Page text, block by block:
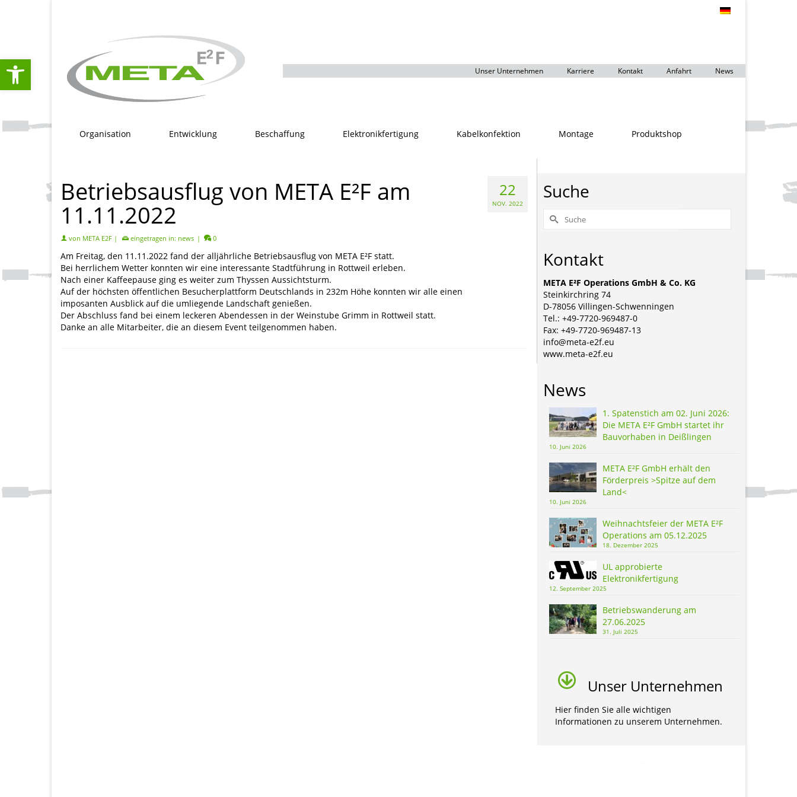
Werkzeugleiste öffnen Unser Unternehmen Karriere Kontakt Anfahrt News
Organisation Entwicklung Beschaffung Elektronikfertigung Kabelkonfektion Montage Produktshop
22
NOV. 2022
Betriebsausflug von META E²F am
11.11.2022
von META E2F | eingetragen in: news | 0
Am Freitag, den 11.11.2022 fand der alljährliche Betriebsausflug von META E²F statt.
Bei herrlichem Wetter konnten wir eine interessante Stadtführung in Rottweil erleben.
Nach einer Kaffeepause ging es weiter zum Thyssen Aussichtsturm.
Auf der höchsten öffentlichen Besucherplattform Deutschlands in 232m Höhe konnten wir alle einen
imposanten Ausblick auf die umliegende Landschaft genießen.
Der Abschluss fand bei einem leckeren Abendessen in der Weinstube Grimm in Rottweil statt.
Danke an alle Mitarbeiter, die an diesem Event teilgenommen haben.
Suche
Suche
nach:
Kontakt
META E²F Operations GmbH & Co. KG
Steinkirchring 74
D-78056 Villingen-Schwenningen
Tel.: +49-7720-969487-0
Fax: +49-7720-969487-13
info@meta-e2f.eu
www.meta-e2f.eu
News
1. Spatenstich am 02. Juni 2026:
Die META E²F GmbH startet ihr
Bauvorhaben in Deißlingen
10. Juni 2026
META E²F GmbH erhält den
Förderpreis >Spitze auf dem
Land<
10. Juni 2026
Weihnachtsfeier der META E²F
Operations am 05.12.2025
18. Dezember 2025
UL approbierte
Elektronikfertigung
12. September 2025
Betriebswanderung am
27.06.2025
31. Juli 2025
Unser Unternehmen
Hier finden Sie alle wichtigen
Informationen zu unserem Unternehmen.